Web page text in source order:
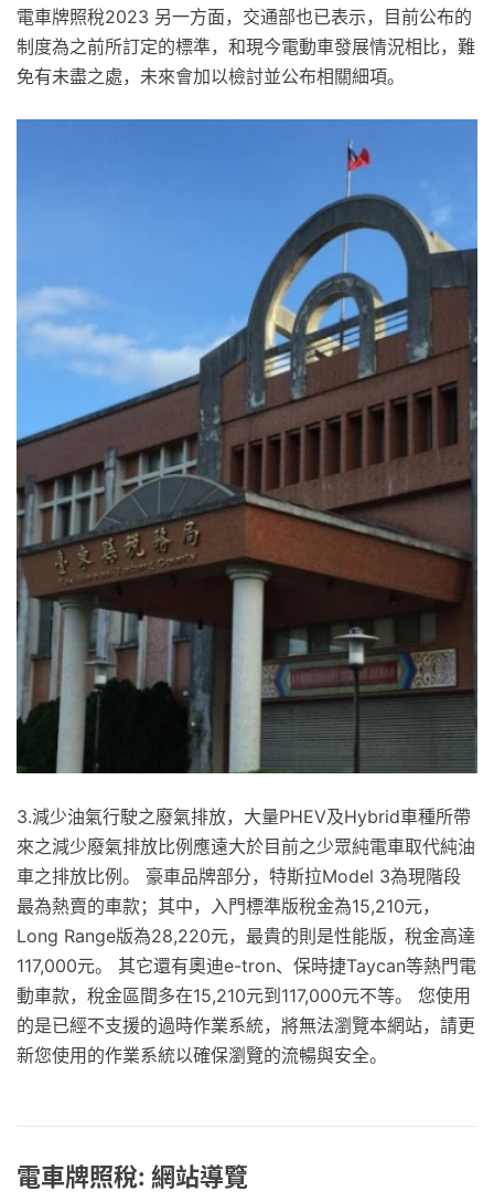
電車牌照稅2023 另一方面，交通部也已表示，目前公布的
制度為之前所訂定的標準，和現今電動車發展情況相比，難
免有未盡之處，未來會加以檢討並公布相關細項。
3.減少油氣行駛之廢氣排放，大量PHEV及Hybrid車種所帶
來之減少廢氣排放比例應遠大於目前之少眾純電車取代純油
車之排放比例。 豪車品牌部分，特斯拉Model 3為現階段
最為熱賣的車款；其中，入門標準版稅金為15,210元，
Long Range版為28,220元，最貴的則是性能版，稅金高達
117,000元。 其它還有奧迪e-tron、保時捷Taycan等熱門電
動車款，稅金區間多在15,210元到117,000元不等。 您使用
的是已經不支援的過時作業系統，將無法瀏覽本網站，請更
新您使用的作業系統以確保瀏覽的流暢與安全。
電車牌照稅: 網站導覽